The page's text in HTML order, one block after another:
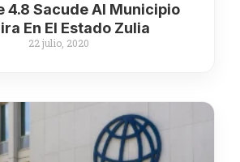
4.8 Sacude Al Municipio
En El Estado Zulia
22 julio, 2020